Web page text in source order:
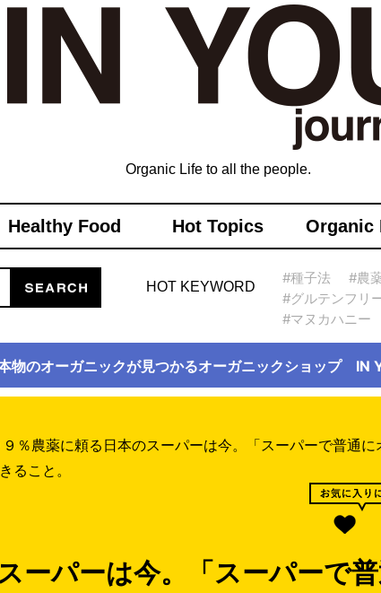
Organic Life to all the people.
Healthy Food Hot Topics Organic
HOT KEYWORD
#種子法 #農
#グルテンフリ
#マヌカハニー
物のオーガニックが見つかるオーガニックショップ IN
９％農薬に頼る日本のスーパーは今。「スーパーで普通に
ること。
ーパーは今。「スーパーで